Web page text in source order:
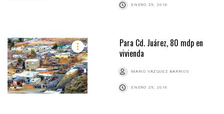
ENERO 29, 2016
Para Cd. Juárez, 80 mdp en
vivienda
MARIO VÁZQUEZ BARRIOS
ENERO 29, 2016